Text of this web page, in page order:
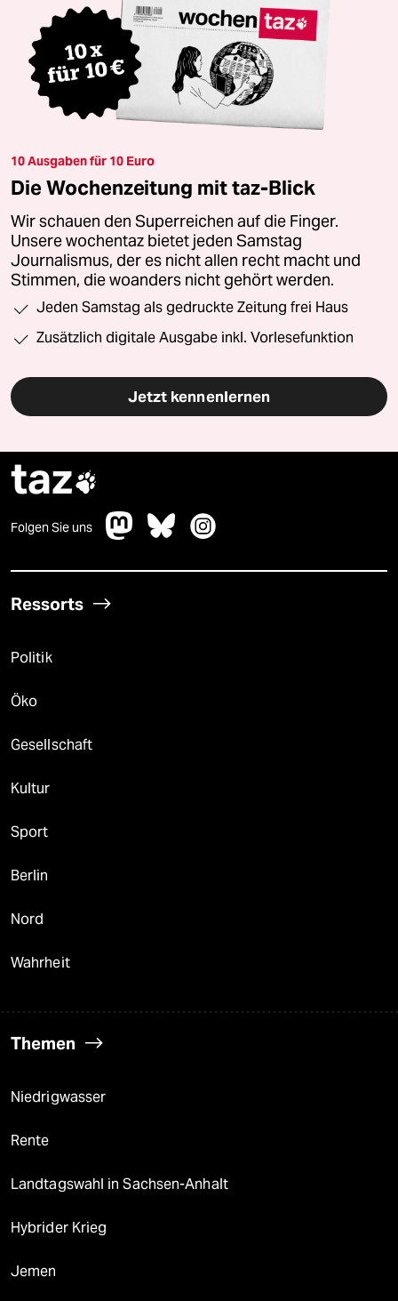
10 Ausgaben für 10 Euro
Die Wochenzeitung mit taz-Blick
Wir schauen den Superreichen auf die Finger.
Unsere wochentaz bietet jeden Samstag
Journalismus, der es nicht allen recht macht und
Stimmen, die woanders nicht gehört werden.
Jeden Samstag als gedruckte Zeitung frei Haus
Zusätzlich digitale Ausgabe inkl. Vorlesefunktion
Jetzt kennenlernen
taz
Folgen Sie uns
Ressorts
Politik
Öko
Gesellschaft
Kultur
Sport
Berlin
Nord
Wahrheit
Themen
Niedrigwasser
Rente
Landtagswahl in Sachsen-Anhalt
Hybrider Krieg
Jemen